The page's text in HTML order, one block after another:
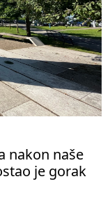
nakon naše
je gorak